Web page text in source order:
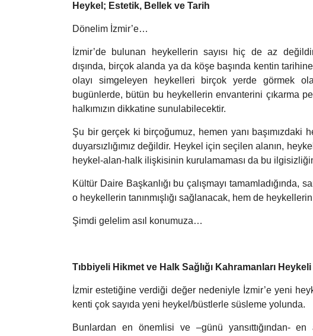
Heykel; Estetik, Bellek ve Tarih
Dönelim İzmir’e…
İzmir’de bulunan heykellerin sayısı hiç de az
dışında, birçok alanda ya da köşe başında kentin
olayı simgeleyen heykelleri birçok yerde görmek
bugünlerde, bütün bu heykellerin envanterini çıkarma
halkımızın dikkatine sunulabilecektir.
Şu bir gerçek ki birçoğumuz, hemen yanı
duyarsızlığımız değildir. Heykel için seçilen alanın,
heykel-alan-halk ilişkisinin kurulamaması da bu
Kültür Daire Başkanlığı bu çalışmayı tamamladığında,
o heykellerin tanınmışlığı sağlanacak, hem de
Şimdi gelelim asıl konumuza…
Tıbbiyeli Hikmet ve Halk Sağlığı Kahramanları Heykeli
İzmir estetiğine verdiği değer nedeniyle İzmir’e yeni
kenti çok sayıda yeni heykel/büstlerle süsleme yolunda.
Bunlardan en önemlisi ve –günü yansıttığından- en